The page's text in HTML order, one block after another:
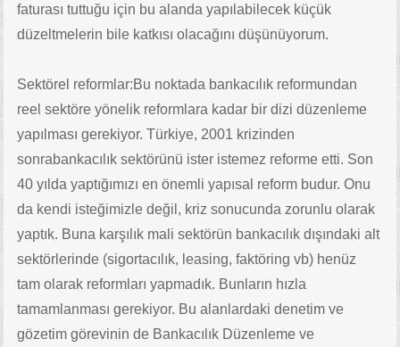
faturası tuttuğu için bu alanda yapılabilecek küçük
düzeltmelerin bile katkısı olacağını düşünüyorum.
Sektörel reformlar:Bu noktada bankacılık reformundan
reel sektöre yönelik reformlara kadar bir dizi düzenleme
yapılması gerekiyor. Türkiye, 2001 krizinden
sonrabankacılık sektörünü ister istemez reforme etti. Son
40 yılda yaptığımızı en önemli yapısal reform budur. Onu
da kendi isteğimizle değil, kriz sonucunda zorunlu olarak
yaptık. Buna karşılık mali sektörün bankacılık dışındaki alt
sektörlerinde (sigortacılık, leasing, faktöring vb) henüz
tam olarak reformları yapmadık. Bunların hızla
tamamlanması gerekiyor. Bu alanlardaki denetim ve
gözetim görevinin de Bankacılık Düzenleme ve